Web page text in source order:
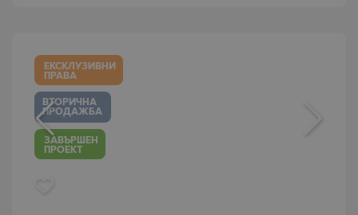
ЕКСКЛУЗИВНИ
ПРАВА
ВТОРИЧНА
ПРОДАЖБА
ЗАВЪРШЕН
ПРОЕКТ